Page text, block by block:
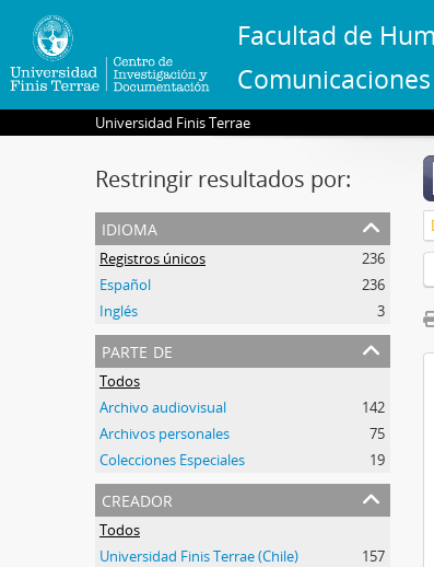
Facultad de
Comunicaciones
Universidad Finis Terrae
Restringir resultados por:
idioma
Registros únicos
236
Español
236
Inglés
3
parte de
Todos
Archivo audiovisual
142
Archivos personales
75
Colecciones Especiales
19
creador
Todos
Universidad Finis Terrae (Chile)
157